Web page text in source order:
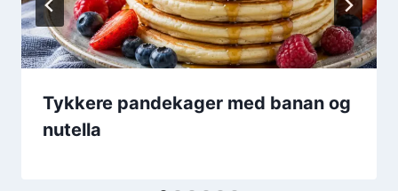
Tykkere pandekager med banan og
nutella